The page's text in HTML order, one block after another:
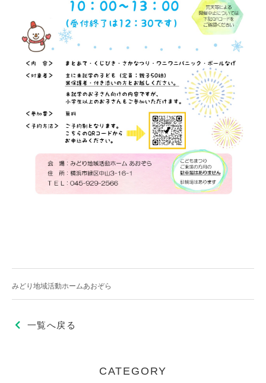
みどり地域活動ホームあおぞら
一覧へ戻る
CATEGORY